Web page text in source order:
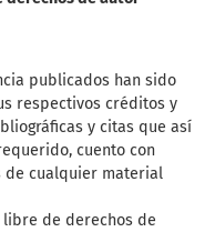
publicados han sido
respectivos créditos y
y citas que así
cuento con
de cualquier material
de derechos de